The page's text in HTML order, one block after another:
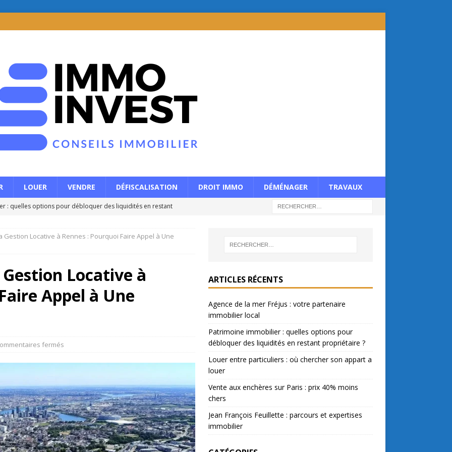
LOUER VENDRE DÉFISCALISATION DROIT IMMO DÉMÉNAGER TRAVAUX
: quelles options pour débloquer des liquidités en restant
: où chercher son appart a louer
LOUER
: parcours et expertises immobilier
ACTUALITÉS
: votre partenaire immobilier local ACTUALITÉS
Gestion Locative à Rennes : Pourquoi Faire Appel à Une
Locative à
Appel à Une
fermés
ARTICLES RÉCENTS
Agence de la mer Fréjus : votre partenaire
immobilier local
Patrimoine immobilier : quelles options pour
débloquer des liquidités en restant propriétaire ?
Louer entre particuliers : où chercher son appart a
louer
Vente aux enchères sur Paris : prix 40% moins
chers
Jean François Feuillette : parcours et expertises
immobilier